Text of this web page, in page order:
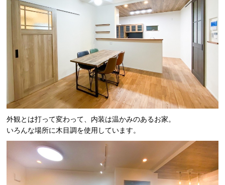
外観とは打って変わって、内装は温かみのあるお家。
いろんな場所に木目調を使用しています。